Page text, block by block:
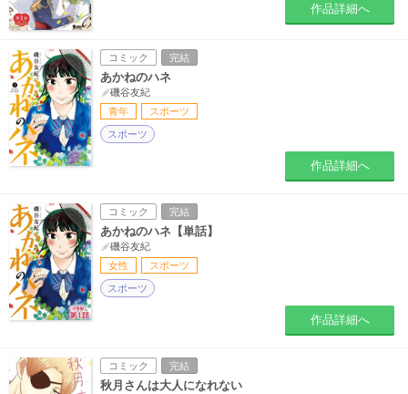
作品詳細へ
コミック 完結
あかねのハネ
磯谷友紀
青年
スポーツ
スポーツ
作品詳細へ
コミック 完結
あかねのハネ【単話】
磯谷友紀
女性
スポーツ
スポーツ
作品詳細へ
コミック 完結
秋月さんは大人になれない